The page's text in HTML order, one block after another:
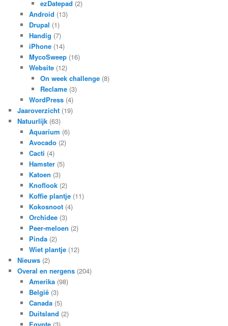
ezDatepad (2)
Android (13)
Drupal (1)
Handig (7)
iPhone(14)
MycoSweep(16)
Website(12)
On week challenge (8)
Reclame (3)
WordPress(4)
Jaaroverzicht (19)
Natuurlijk (63)
Aquarium (6)
Avocado(2)
Cacti (4)
Hamster(5)
Katoen (3)
Knoflook(2)
Koffie plantje(11)
Kokosnoot(4)
Orchidee(3)
Peer-meloen (2)
Pinda(2)
Wiet plantje(12)
Nieuws (2)
Overal en nergens (204)
Amerika(98)
België(3)
Canada(5)
Duitsland (2)